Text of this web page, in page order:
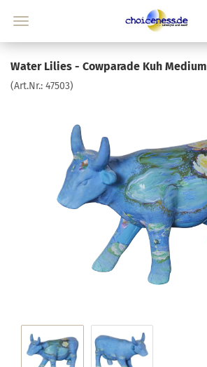
Water Lilies - Cowparade Kuh Medium
(Art.Nr.: 47503)